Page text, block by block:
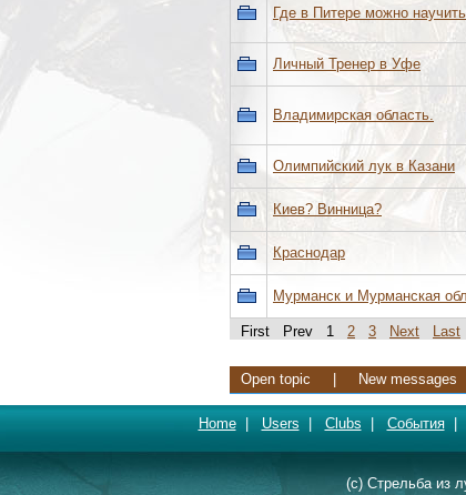
Где в Питере можно
Личный Тренер в Уфе
Владимирская область.
Олимпийский лук в Казани
Киев? Винница?
Краснодар
Мурманск и Мурманская
First Prev 1 2 3 Next Last
Open topic New messages
Home| Users Clubs События|
(c) Стрельба из